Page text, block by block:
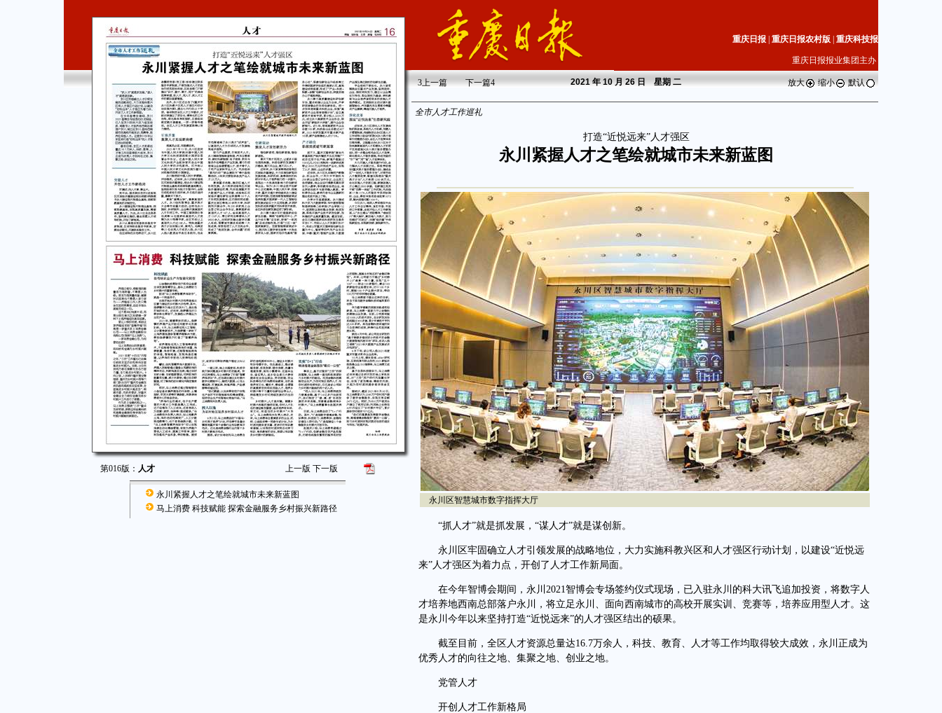
第016版： 人才 上一版 下一版
永川紧握人才之笔绘就城市未来新蓝图
马上消费 科技赋能 探索金融服务乡村振兴新路径
重庆日报 重庆日报农村版 重庆科技报
重庆日报报业集团主办
3上一篇 下一篇4 2021年 10 月 26 日 星期二 放大 缩小 默认
全市人才工作巡礼
打造“近悦远来”人才强区
永川紧握人才之笔绘就城市未来新蓝图
永川区智慧城市数字指挥大厅
“抓人才”就是抓发展，“谋人才”就是谋创新。
永川区牢固确立人才引领发展的战略地位，大力实施科教兴区和人才强区行动计划，以建设“近悦远
来”人才强区为着力点，开创了人才工作新局面。
在今年智博会期间，永川2021智博会专场签约仪式现场，已入驻永川的科大讯飞追加投资，将数字人
才培养地西南总部落户永川，将立足永川、面向西南城市的高校开展实训、竞赛等，培养应用型人才。这
是永川今年以来坚持打造“近悦远来”的人才强区结出的硕果。
截至目前，全区人才资源总量达16.7万余人，科技、教育、人才等工作均取得较大成效，永川正成为
优秀人才的向往之地、集聚之地、创业之地。
党管人才
开创人才工作新格局